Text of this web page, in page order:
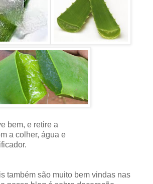
bem, e retire a
a colher, água e
também são muito bem vindas nas